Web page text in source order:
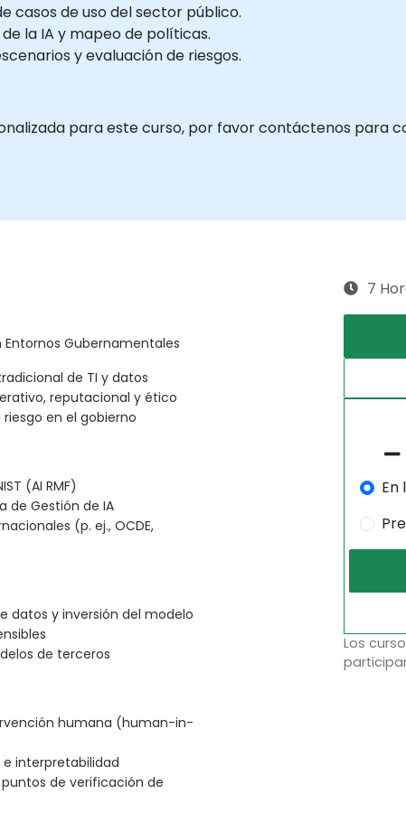
casos de uso del sector público.
la IA y mapeo de políticas.
y evaluación de riesgos.
para este curso, por favor contáctenos para
Entornos Gubernamentales
de TI y datos
reputacional y ético
en el gobierno
(AI RMF)
de Gestión de IA
(p. ej., OCDE,
datos y inversión del modelo
de terceros
humana (human-in-
interpretabilidad
de verificación de
7
En
Los